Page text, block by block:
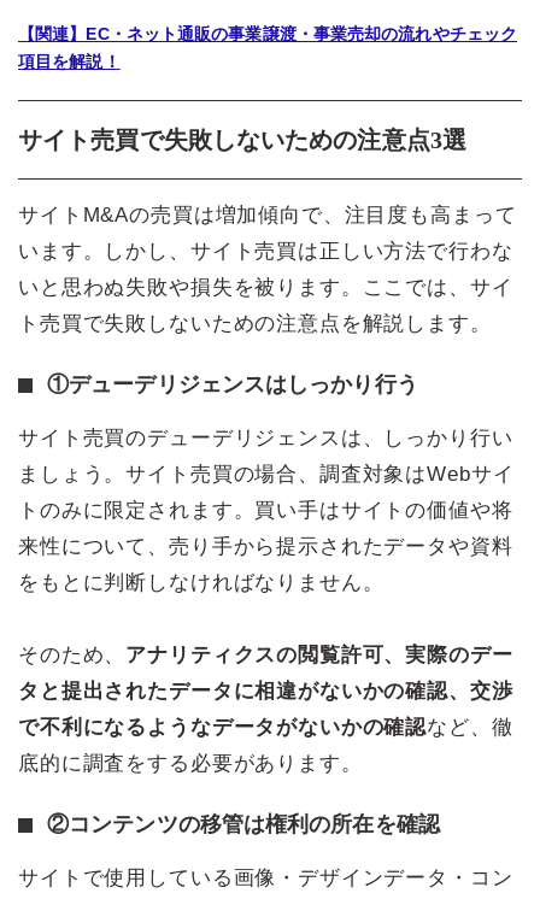
【関連】EC・ネット通販の事業譲渡・事業売却の流れやチェック
項目を解説！
サイト売買で失敗しないための注意点3選
サイトM&Aの売買は増加傾向で、注目度も高まって
います。しかし、サイト売買は正しい方法で行わな
いと思わぬ失敗や損失を被ります。ここでは、サイ
ト売買で失敗しないための注意点を解説します。
①デューデリジェンスはしっかり行う
サイト売買のデューデリジェンスは、しっかり行い
ましょう。サイト売買の場合、調査対象はWebサイ
トのみに限定されます。買い手はサイトの価値や将
来性について、売り手から提示されたデータや資料
をもとに判断しなければなりません。
そのため、 アナリティクスの閲覧許可、実際のデー
タと提出されたデータに相違がないかの確認、交渉
で不利になるようなデータがないかの確認など、徹
底的に調査をする必要があります。
②コンテンツの移管は権利の所在を確認
サイトで使用している画像・デザインデータ・コン